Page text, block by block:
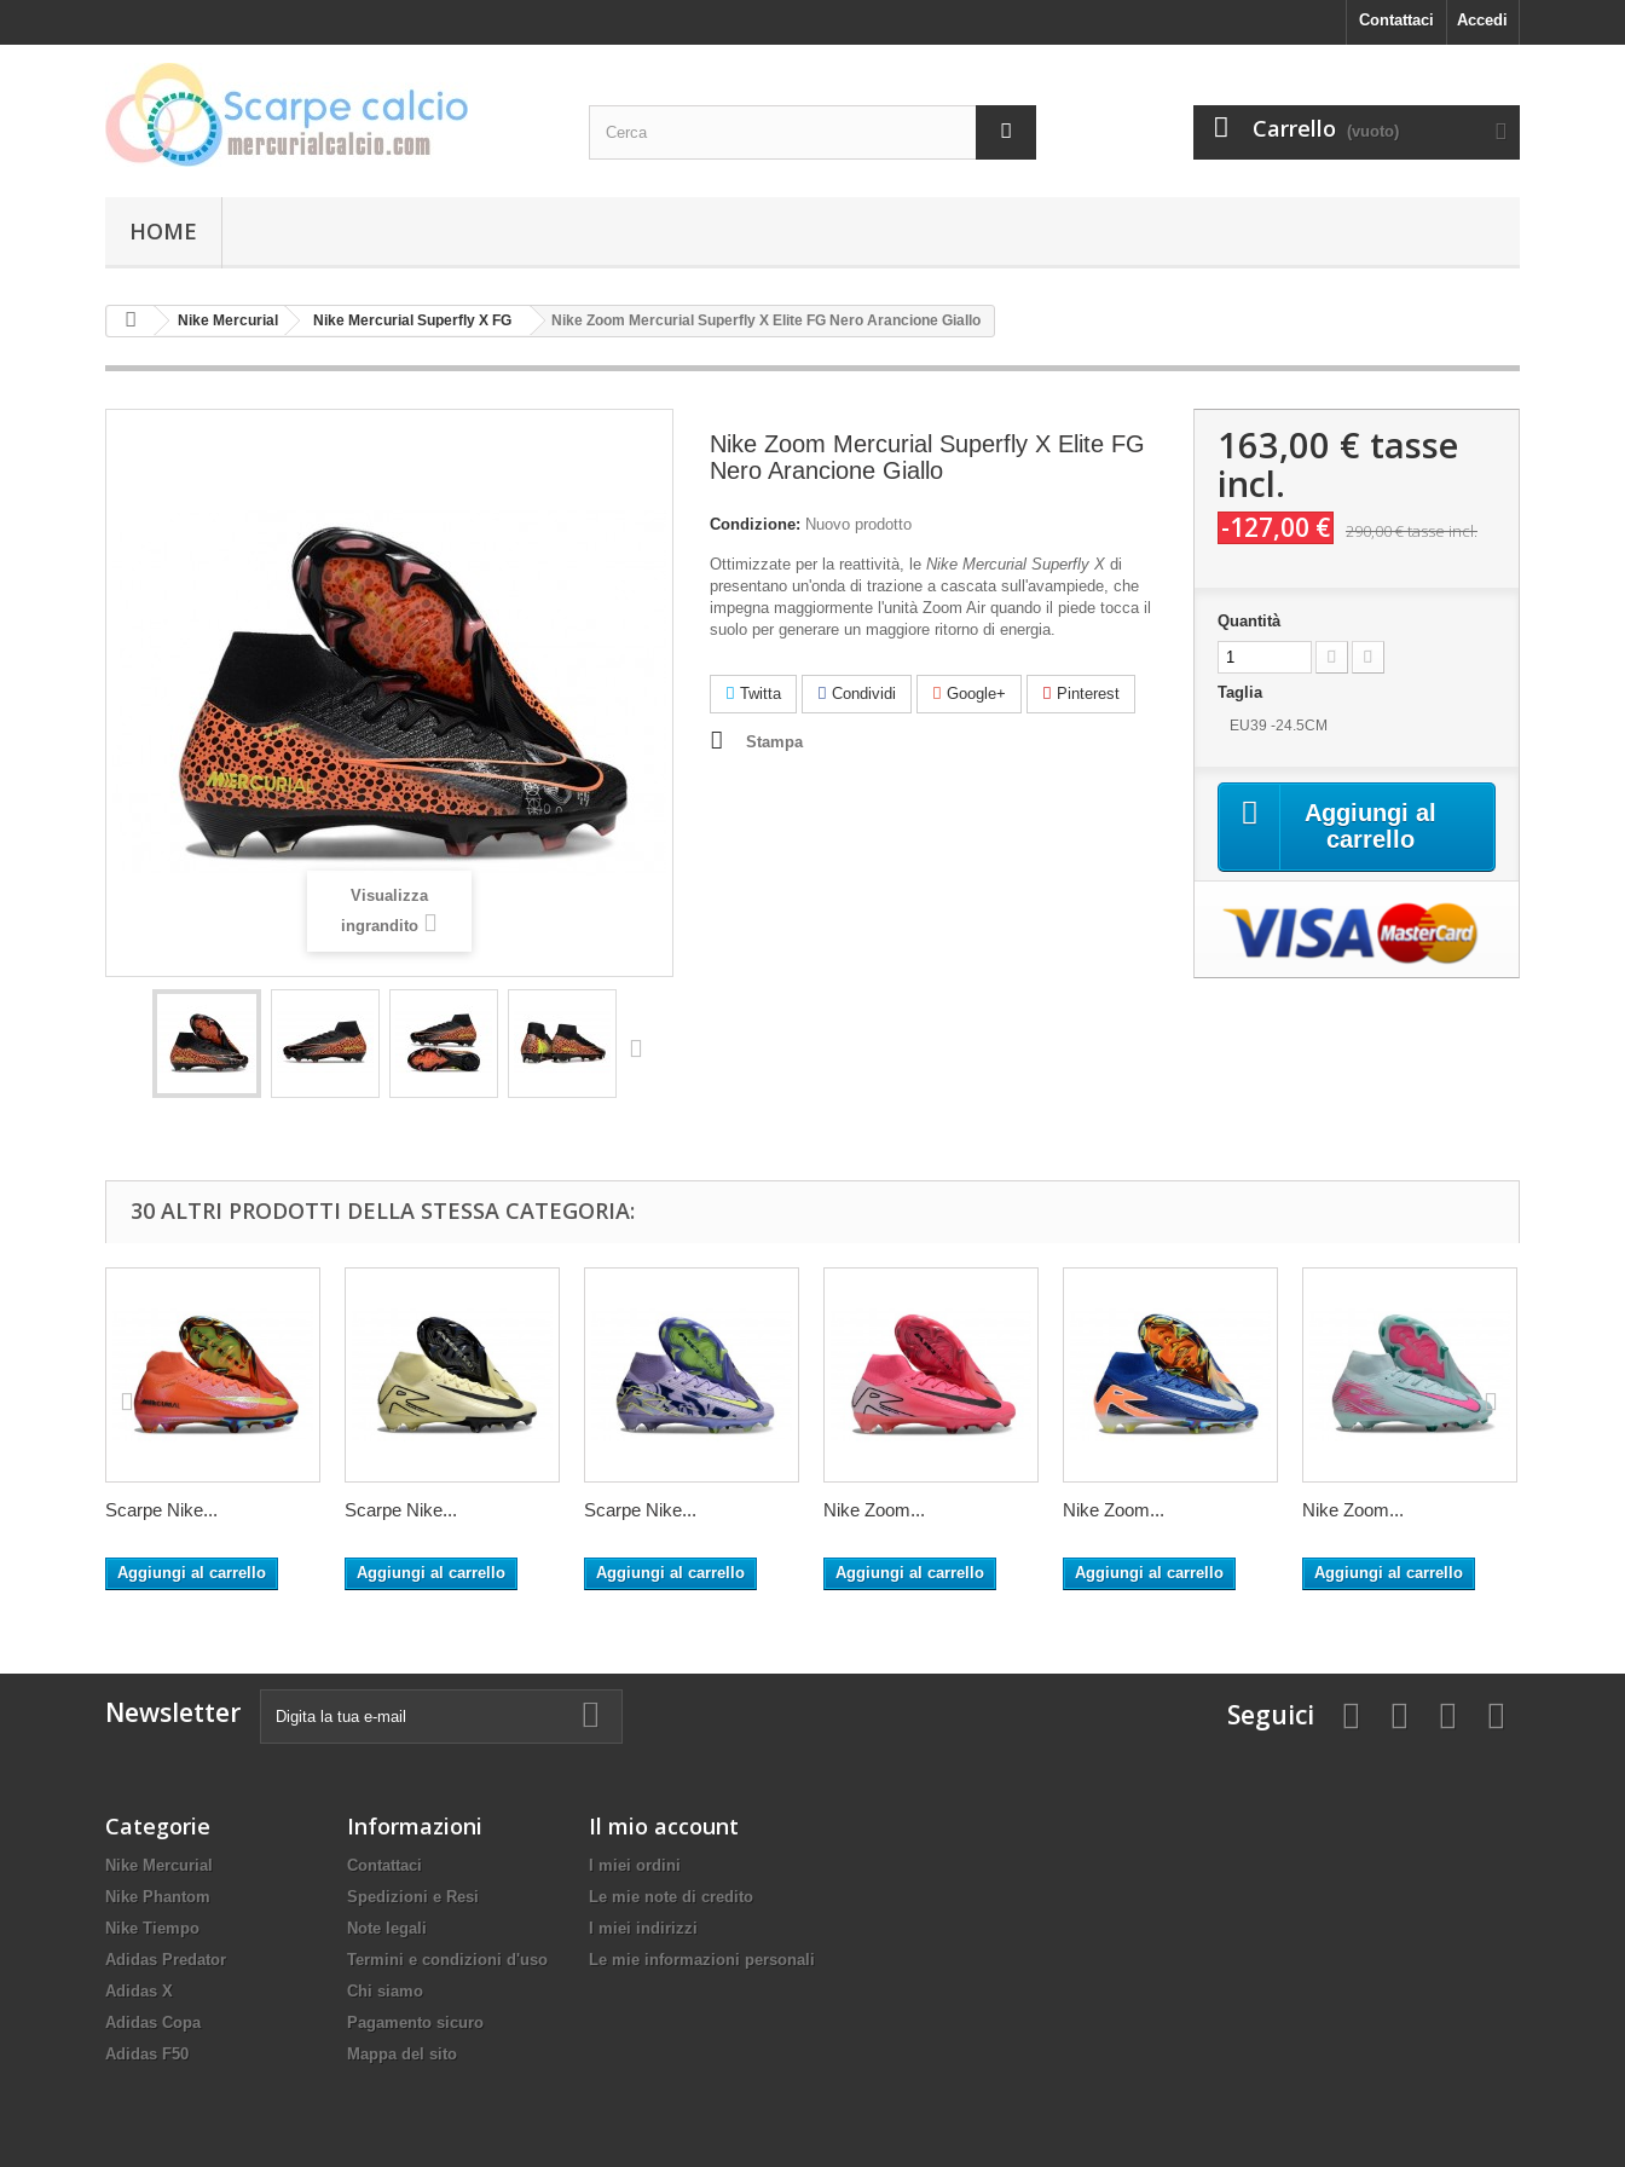
Accedi
Contattaci
Carrello (vuoto)
HOME
Nike Mercurial Nike Mercurial Superfly X FG Nike Zoom Mercurial Superfly X Elite FG Nero Arancione Giallo
Visualizza
ingrandito
Nike Zoom Mercurial Superfly X Elite FG
Nero Arancione Giallo
Condizione: Nuovo prodotto
Ottimizzate per la reattività, le Nike Mercurial Superfly X di
presentano un'onda di trazione a cascata sull'avampiede, che
impegna maggiormente l'unità Zoom Air quando il piede tocca il
suolo per generare un maggiore ritorno di energia.
Twitta Condividi Google+ Pinterest
Stampa
163,00 € tasse
incl.
-127,00 € 290,00 €tasse incl.
Quantità
Taglia
EU39 -24.5CM
Aggiungi al
carrello
30 ALTRI PRODOTTI DELLA STESSA CATEGORIA:
Scarpe Nike...
Aggiungi al carrello
Scarpe Nike...
Aggiungi al carrello
Scarpe Nike...
Aggiungi al carrello
Nike Zoom...
Aggiungi al carrello
Nike Zoom...
Aggiungi al carrello
Nike Zoom...
Aggiungi al carrello
Newsletter Seguici
Categorie
Nike Mercurial
Nike Phantom
Nike Tiempo
Adidas Predator
Adidas X
Adidas Copa
Adidas F50
Informazioni
Contattaci
Spedizioni e Resi
Note legali
Termini e condizioni d'uso
Chi siamo
Pagamento sicuro
Mappa del sito
Il mio account
I miei ordini
Le mie note di credito
I miei indirizzi
Le mie informazioni personali